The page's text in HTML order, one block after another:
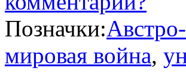
Позначки:
мировая война,